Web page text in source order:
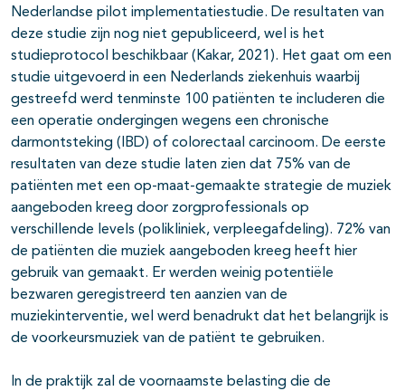
Nederlandse pilot implementatiestudie. De resultaten van
deze studie zijn nog niet gepubliceerd, wel is het
studieprotocol beschikbaar (Kakar, 2021). Het gaat om een
studie uitgevoerd in een Nederlands ziekenhuis waarbij
gestreefd werd tenminste 100 patiënten te includeren die
een operatie ondergingen wegens een chronische
darmontsteking (IBD) of colorectaal carcinoom. De eerste
resultaten van deze studie laten zien dat 75% van de
patiënten met een op-maat-gemaakte strategie de muziek
aangeboden kreeg door zorgprofessionals op
verschillende levels (polikliniek, verpleegafdeling). 72% van
de patiënten die muziek aangeboden kreeg heeft hier
gebruik van gemaakt. Er werden weinig potentiële
bezwaren geregistreerd ten aanzien van de
muziekinterventie, wel werd benadrukt dat het belangrijk is
de voorkeursmuziek van de patiënt te gebruiken.
In de praktijk zal de voornaamste belasting die de